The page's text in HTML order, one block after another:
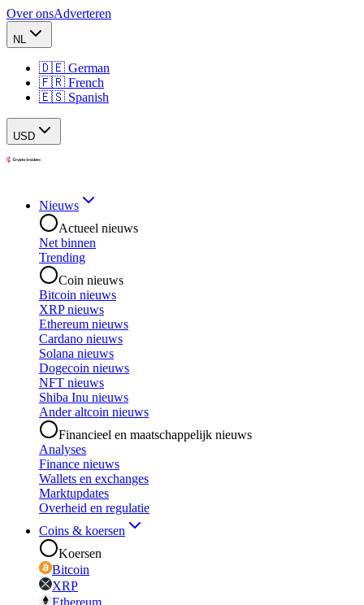
Over onsAdverteren
NL
🇩🇪 German
🇫🇷 French
🇪🇸 Spanish
USD
Nieuws
Actueel nieuws
Net binnen
Trending
Coin nieuws
Bitcoin nieuws
XRP nieuws
Ethereum nieuws
Cardano nieuws
Solana nieuws
Dogecoin nieuws
NFT nieuws
Shiba Inu nieuws
Ander altcoin nieuws
Financieel en maatschappelijk nieuws
Analyses
Finance nieuws
Wallets en exchanges
Marktupdates
Overheid en regulatie
Coins & koersen
Koersen
Bitcoin
XRP
Ethereum